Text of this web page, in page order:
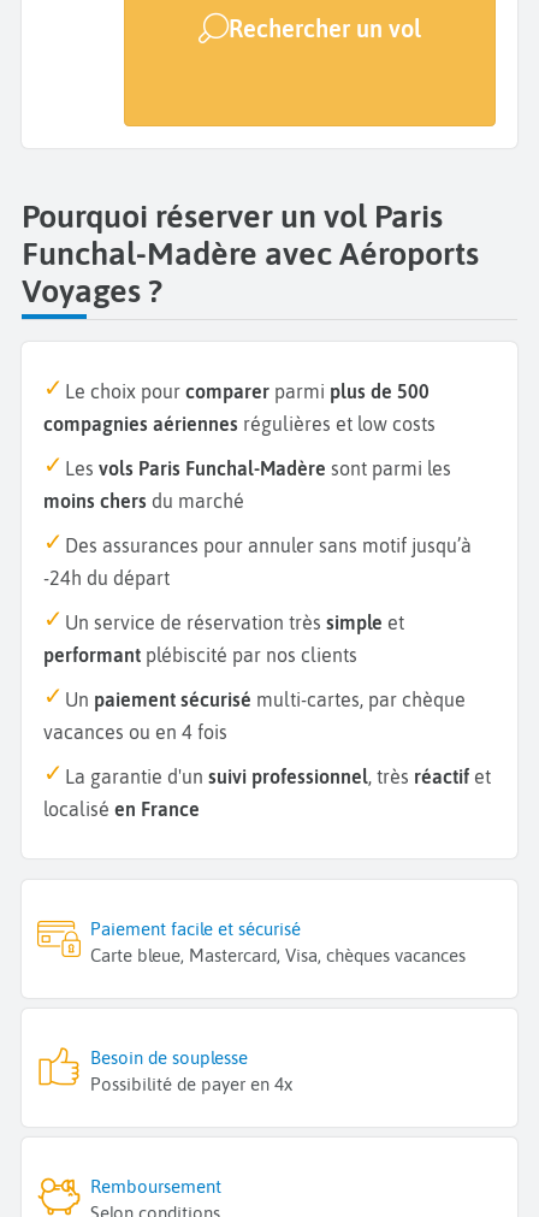
Rechercher un vol
Pourquoi réserver un vol Paris
Funchal-Madère avec Aéroports
Voyages ?
Le choix pour comparer parmi plus de 500
compagnies aériennes régulières et low costs
Les vols Paris Funchal-Madère sont parmi les
moins chers du marché
Des assurances pour annuler sans motif jusqu’à
-24h du départ
Un service de réservation très simple et
performant plébiscité par nos clients
Un paiement sécurisé multi-cartes, par chèque
vacances ou en 4 fois
La garantie d'un suivi professionnel, très réactif et
localisé en France
Paiement facile et sécurisé
Carte bleue, Mastercard, Visa, chèques vacances
Besoin de souplesse
Possibilité de payer en 4x
Remboursement
Selon conditions